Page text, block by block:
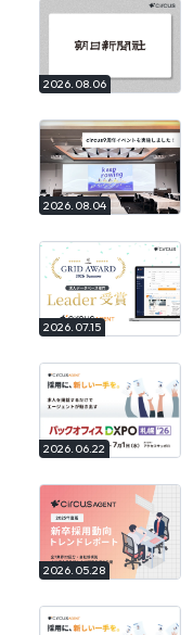
2026.08.06
2026.08.04
2026.07.15
2026.06.22
2026.05.28